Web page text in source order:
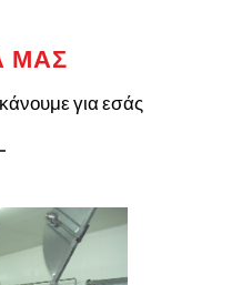
ΜΑΣ
για εσάς